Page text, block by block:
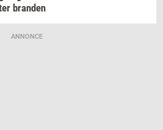
bran­den
ANNONCE